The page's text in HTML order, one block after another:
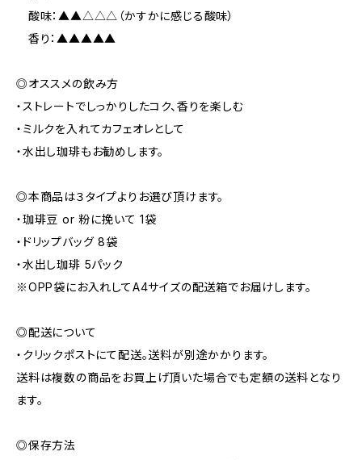
酸味：▲▲△△△（かすかに感じる酸味）
香り：▲▲▲▲▲
◎オススメの飲み方
・ストレートでしっかりしたコク、香りを楽しむ
・ミルクを入れてカフェオレとして
・水出し珈琲もお勧めします。
◎本商品は３タイプよりお選び頂けます。
・珈琲豆 or 粉に挽いて 1袋
・ドリップバッグ 8袋
・水出し珈琲 5パック
※OPP袋にお入れしてA4サイズの配送箱でお届けします。
◎配送について
・クリックポストにて配送。送料が別途かかります。
送料は複数の商品をお買上げ頂いた場合でも定額の送料となり
ます。
◎保存方法